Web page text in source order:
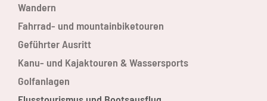
Wandern
Fahrrad- und mountainbiketouren
Geführter Ausritt
Kanu- und Kajaktouren & Wassersports
Golfanlagen